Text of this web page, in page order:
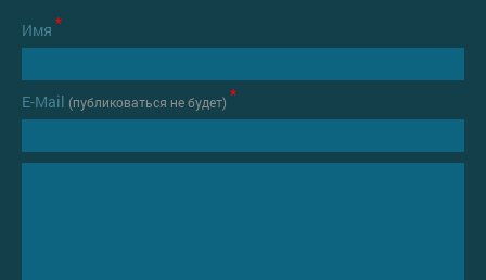
Имя *
Е-Mail (публиковаться не будет) *